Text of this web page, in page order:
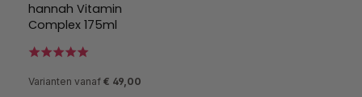
hannah Vitamin
Complex 175ml
Varianten vanaf € 49,00